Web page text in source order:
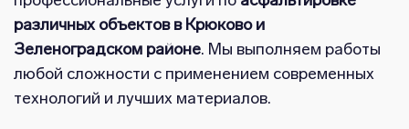
различных объектов в Крюково и
Зеленоградском районе. Мы выполняем работы
любой сложности с применением современных
технологий и лучших материалов.